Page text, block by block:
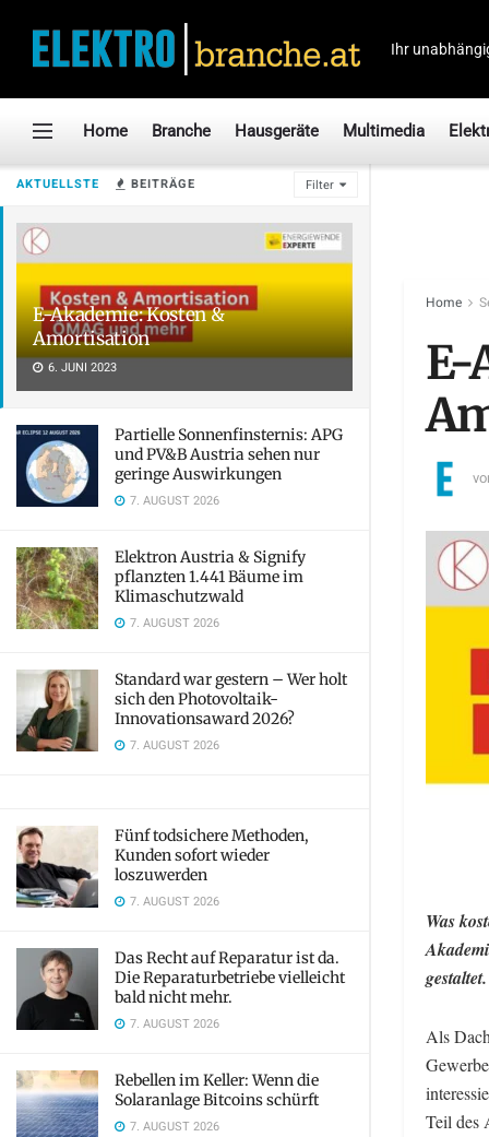
AKTUELLSTE BEITRÄGE Filter
E-Akademie: Kosten &
Amortisation
6. JUNI 2023
Partielle Sonnenfinsternis: APG
und PV&B Austria sehen nur
geringe Auswirkungen
7. AUGUST 2026
Elektron Austria & Signify
pflanzten 1.441 Bäume im
Klimaschutzwald
7. AUGUST 2026
Standard war gestern – Wer holt
sich den Photovoltaik-
Innovationsaward 2026?
7. AUGUST 2026
Fünf todsichere Methoden,
Kunden sofort wieder
loszuwerden
7. AUGUST 2026
Das Recht auf Reparatur ist da.
Die Reparaturbetriebe vielleicht
bald nicht mehr.
7. AUGUST 2026
Rebellen im Keller: Wenn die
Solaranlage Bitcoins schürft
7. AUGUST 2026
Ihr
Home Branche Hausgeräte Multimedia
Home
E-
Was
gestaltet.
Als
Teil des